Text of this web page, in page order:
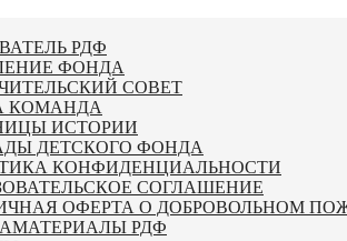
РДФ
ФОНДА
СОВЕТ
КОМАНДА
ИСТОРИИ
ДЕТСКОГО ФОНДА
КОНФИДЕНЦИАЛЬНОСТИ
СОГЛАШЕНИЕ
ОФЕРТА О ДОБРОВОЛЬНОМ
РДФ